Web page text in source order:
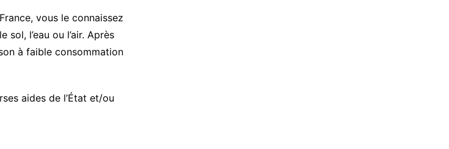
vous le connaissez
l’eau ou l’air. Après
à faible consommation
aides de l’État et/ou